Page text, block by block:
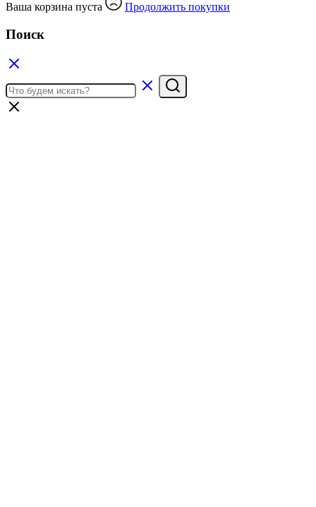
Ваша корзина пуста Продолжить покупки
Поиск